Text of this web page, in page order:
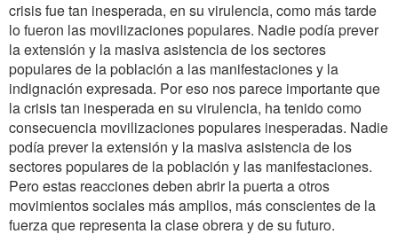
crisis fue tan inesperada, en su virulencia, como más tarde
lo fueron las movilizaciones populares. Nadie podía prever
la extensión y la masiva asistencia de los sectores
populares de la población a las manifestaciones y la
indignación expresada. Por eso nos parece importante que
la crisis tan inesperada en su virulencia, ha tenido como
consecuencia movilizaciones populares inesperadas. Nadie
podía prever la extensión y la masiva asistencia de los
sectores populares de la población y las manifestaciones.
Pero estas reacciones deben abrir la puerta a otros
movimientos sociales más amplios, más conscientes de la
fuerza que representa la clase obrera y de su futuro.